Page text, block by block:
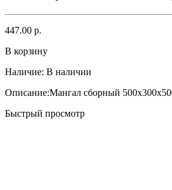
447.00 р.
В корзину
Наличие: В наличии
Описание:Мангал сборный
Быстрый просмотр